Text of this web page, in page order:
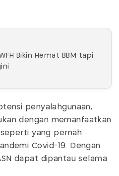
Bikin Hemat BBM tapi
penyalahgunaan,
dengan memanfaatkan
yang pernah
Covid-19. Dengan
dapat dipantau selama